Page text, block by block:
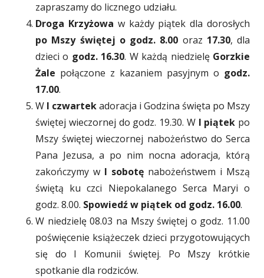
zapraszamy do licznego udziału.
Droga Krzyżowa w każdy piątek dla dorosłych
po Mszy świętej o godz. 8.00 oraz 17.30, dla
dzieci o godz. 16.30. W każdą niedzielę Gorzkie
Żale połączone z kazaniem pasyjnym o godz.
17.00.
W I czwartekadoracja i Godzina święta po Mszy
świętej wieczornej do godz. 19.30. W I piątek po
Mszy świętej wieczornej nabożeństwo do Serca
Pana Jezusa, a po nim nocna adoracja, którą
zakończymy w I sobotę nabożeństwem i Mszą
świętą ku czci Niepokalanego Serca Maryi o
godz. 8.00. Spowiedź w piątek od godz. 16.00.
W niedzielę 08.03 na Mszy świętej o godz. 11.00
poświęcenie książeczek dzieci przygotowujących
się do I Komunii świętej. Po Mszy krótkie
spotkanie dla rodziców.